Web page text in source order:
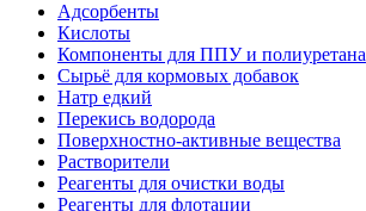
Адсорбенты
Кислоты
Компоненты для ППУ и полиуретана
Сырьё для кормовых добавок
Натр едкий
Перекись водорода
Поверхностно-активные вещества
Растворители
Реагенты для очистки воды
Реагенты для флотации